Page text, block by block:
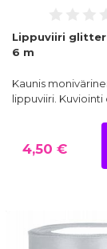
Lippuviiri glitter
6 m
Kaunis
lippuviiri. Kuviointi
4,50 €